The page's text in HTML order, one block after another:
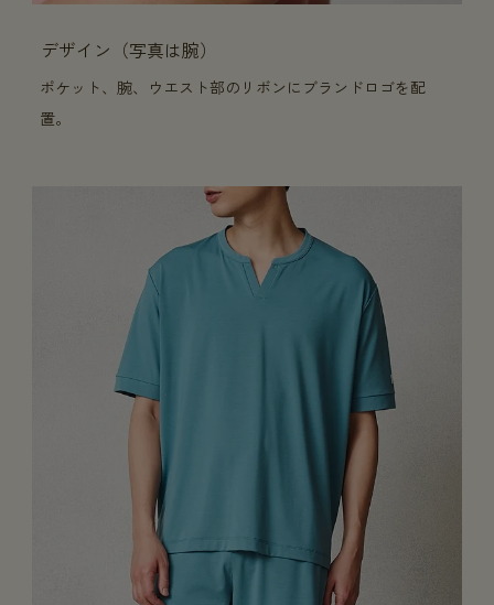
デザイン（写真は腕）
ポケット、腕、ウエスト部のリボンにブランドロゴを配
置。